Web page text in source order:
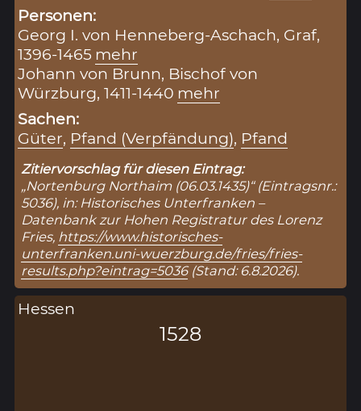
Personen:
Georg I. von Henneberg-Aschach, Graf,
1396-1465 mehr
Johann von Brunn, Bischof von
Würzburg, 1411-1440 mehr
Sachen:
Güter, Pfand (Verpfändung), Pfand
Zitiervorschlag für diesen Eintrag:
„Nortenburg Northaim (06.03.1435)“ (Eintragsnr.:
5036), in: Historisches Unterfranken –
Datenbank zur Hohen Registratur des Lorenz
Fries, https://www.historisches-
unterfranken.uni-wuerzburg.de/fries/fries-
results.php?eintrag=5036(Stand: 6.8.2026).
Hessen
1528